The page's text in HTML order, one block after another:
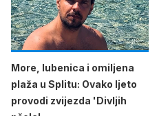
More, lubenica i omiljena
plaža u Splitu: Ovako ljeto
provodi zvijezda 'Divljih